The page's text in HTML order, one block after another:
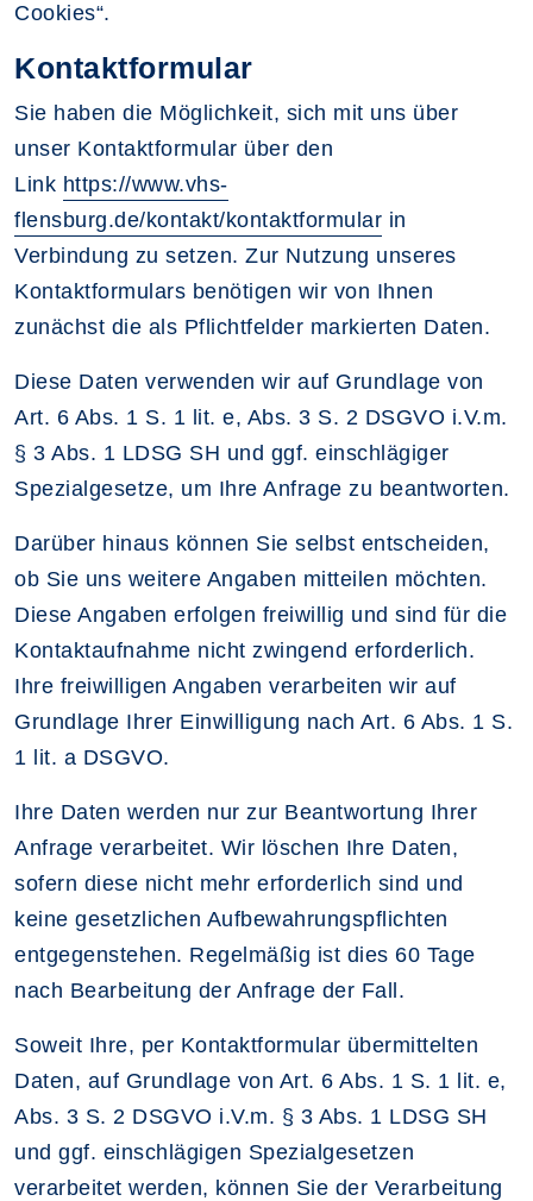
Cookies“.
Kontaktformular
Sie haben die Möglichkeit, sich mit uns über
unser Kontaktformular über den
Link https://www.vhs-
flensburg.de/kontakt/kontaktformular in
Verbindung zu setzen. Zur Nutzung unseres
Kontaktformulars benötigen wir von Ihnen
zunächst die als Pflichtfelder markierten Daten.
Diese Daten verwenden wir auf Grundlage von
Art. 6 Abs. 1 S. 1 lit. e, Abs. 3 S. 2 DSGVO i.V.m.
§ 3 Abs. 1 LDSG SH und ggf. einschlägiger
Spezialgesetze, um Ihre Anfrage zu beantworten.
Darüber hinaus können Sie selbst entscheiden,
ob Sie uns weitere Angaben mitteilen möchten.
Diese Angaben erfolgen freiwillig und sind für die
Kontaktaufnahme nicht zwingend erforderlich.
Ihre freiwilligen Angaben verarbeiten wir auf
Grundlage Ihrer Einwilligung nach Art. 6 Abs. 1 S.
1 lit. a DSGVO.
Ihre Daten werden nur zur Beantwortung Ihrer
Anfrage verarbeitet. Wir löschen Ihre Daten,
sofern diese nicht mehr erforderlich sind und
keine gesetzlichen Aufbewahrungspflichten
entgegenstehen. Regelmäßig ist dies 60 Tage
nach Bearbeitung der Anfrage der Fall.
Soweit Ihre, per Kontaktformular übermittelten
Daten, auf Grundlage von Art. 6 Abs. 1 S. 1 lit. e,
Abs. 3 S. 2 DSGVO i.V.m. § 3 Abs. 1 LDSG SH
und ggf. einschlägigen Spezialgesetzen
verarbeitet werden, können Sie der Verarbeitung